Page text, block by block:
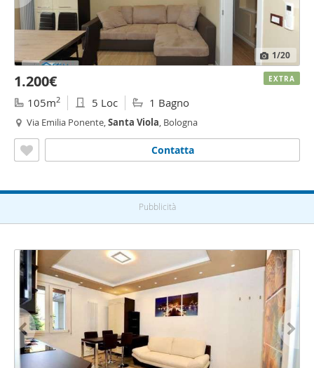
1/20
1.200€
105m2 5 Loc 1 Bagno
Via Emilia Ponente,Santa Viola, Bologna
Contatta
EXTRA
Pubblicità